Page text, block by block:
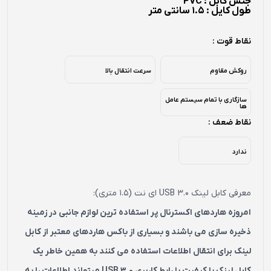
طول کایل : 1.5 سانتی متر
نقاط قوت :
روکش مقاوم سرعت انتقال بالا
سازگاری با تمام سیستم عامل
ها
نقاط ضعف :
ندارد
معرفی کابل لینک USB 3.0 ای نت (1.5 متری):
امروزه هاردهای اکسترنال پر استفاده ترین لوازم جانبی در زمینه
ذخیره سازی می باشند و بسیاری از باکس هاردهای معتبر از کابل
لینک برای انتقال اطلاعات استفاده می کنند به همین خاطر یک